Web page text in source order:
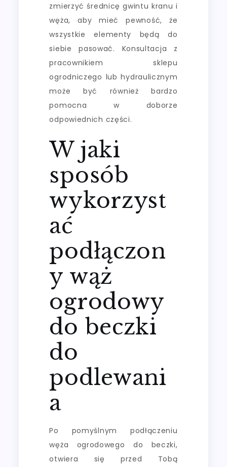
zmierzyć średnicę gwintu kranu i
węża, aby mieć pewność, że
wszystkie elementy będą do
siebie pasować. Konsultacja z
pracownikiem sklepu
ogrodniczego lub hydraulicznym
może być również bardzo
pomocna w doborze
odpowiednich części.
W jaki
sposób
wykorzyst
ać
podłączon
y wąż
ogrodowy
do beczki
do
podlewani
a
Po pomyślnym podłączeniu
węża ogrodowego do beczki,
otwiera się przed Tobą